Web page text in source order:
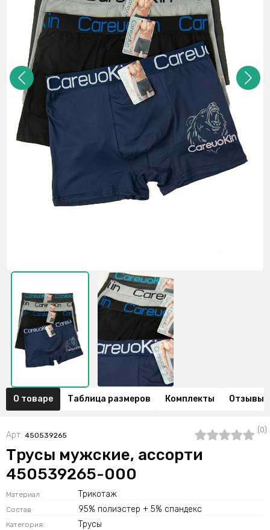
О товаре Таблица размеров Комплекты Отзывы
Арт. 450539265
(0)
Трусы мужские, ассорти
450539265-000
Материал Трикотаж
Состав 95% полиэстер + 5% спандекс
Категория: Трусы